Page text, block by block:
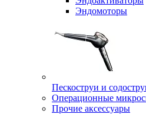
Эндомоторы
Пескоструи и
Операционные
Прочие аксессуары